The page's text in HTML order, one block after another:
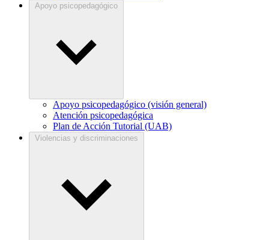
Apoyo psicopedagógico
Apoyo psicopedagógico (visión general)
Atención psicopedagógica
Plan de Acción Tutorial (UAB)
Violencias y discriminaciones